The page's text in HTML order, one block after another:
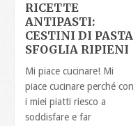
RICETTE
ANTIPASTI:
CESTINI DI PASTA
SFOGLIA RIPIENI
Mi piace cucinare! Mi
piace cucinare perché con
i miei piatti riesco a
soddisfare e far